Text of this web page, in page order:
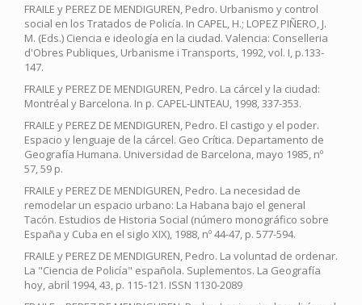
FRAILE y PEREZ DE MENDIGUREN, Pedro. Urbanismo y control
social en los Tratados de Policía. In CAPEL, H.; LOPEZ PIÑERO, J.
M. (Eds.) Ciencia e ideología en la ciudad. Valencia: Conselleria
d'Obres Publiques, Urbanisme i Transports, 1992, vol. I, p.133-
147.
FRAILE y PEREZ DE MENDIGUREN, Pedro. La cárcel y la ciudad:
Montréal y Barcelona. In p. CAPEL-LINTEAU, 1998, 337-353.
FRAILE y PEREZ DE MENDIGUREN, Pedro. El castigo y el poder.
Espacio y lenguaje de la cárcel. Geo Crítica. Departamento de
Geografía Humana. Universidad de Barcelona, mayo 1985, nº
57, 59 p.
FRAILE y PEREZ DE MENDIGUREN, Pedro. La necesidad de
remodelar un espacio urbano: La Habana bajo el general
Tacón. Estudios de Historia Social (número monográfico sobre
España y Cuba en el siglo XIX), 1988, nº 44-47, p. 577-594.
FRAILE y PEREZ DE MENDIGUREN, Pedro. La voluntad de ordenar.
La "Ciencia de Policía" española. Suplementos. La Geografía
hoy, abril 1994, 43, p. 115-121. ISSN 1130-2089